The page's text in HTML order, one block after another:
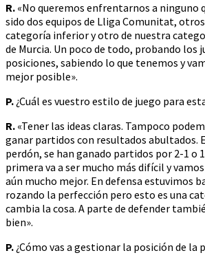
R. «No queremos enfrentarnos a ninguno
sido dos equipos de Lliga Comunitat,
categoría inferior y otro de nuestra
de Murcia. Un poco de todo, probando los
posiciones, sabiendo lo que tenemos y
mejor posible».
P. ¿Cuál es vuestro estilo de juego para
R. «Tener las ideas claras. Tampoco
ganar partidos con resultados abultados.
perdón, se han ganado partidos por 2-1 o
primera va a ser mucho más difícil y
aún mucho mejor. En defensa estuvimos
rozando la perfección pero esto es una
cambia la cosa. A parte de defender
bien».
P. ¿Cómo vas a gestionar la posición de la